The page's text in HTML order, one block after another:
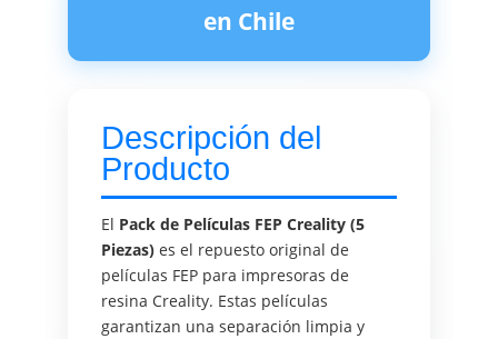
en Chile
Descripción del
Producto
El Pack de Películas FEP Creality (5
Piezas) es el repuesto original de
películas FEP para impresoras de
resina Creality. Estas películas
garantizan una separación limpia y